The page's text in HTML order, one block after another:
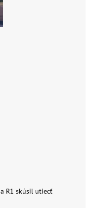
R1 skúsil utiecť